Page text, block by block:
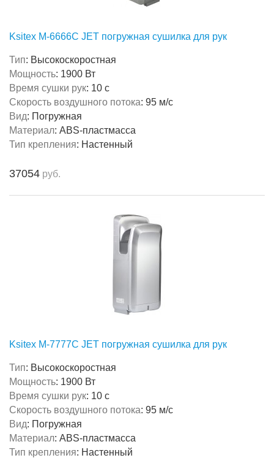
Ksitex M-6666C JET погружная сушилка для рук
Тип: Высокоскоростная
Мощность: 1900 Вт
Время сушки рук: 10 с
Скорость воздушного потока: 95 м/с
Вид: Погружная
Материал: ABS-пластмасса
Тип крепления: Настенный
37054 руб.
Ksitex M-7777C JET погружная сушилка для рук
Тип: Высокоскоростная
Мощность: 1900 Вт
Время сушки рук: 10 с
Скорость воздушного потока: 95 м/с
Вид: Погружная
Материал: ABS-пластмасса
Тип крепления: Настенный